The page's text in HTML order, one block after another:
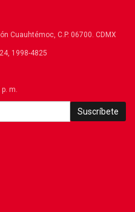
Cuauhtémoc, C.P. 06700. CDMX
1998-4825
m.
Suscríbete